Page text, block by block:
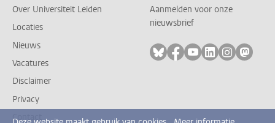
Over Universiteit Leiden
Locaties
Nieuws
Vacatures
Disclaimer
Privacy
Contact
Aanmelden voor onze
nieuwsbrief
Volg ons op bluesky
Volg ons op facebook
Volg ons op
Volg ons op
Volg ons
Volg